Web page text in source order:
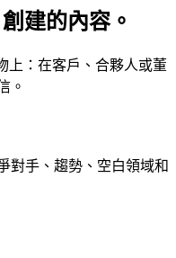
建的內容。
上：在客戶、合夥人或董
。
對手、趨勢、空白領域和